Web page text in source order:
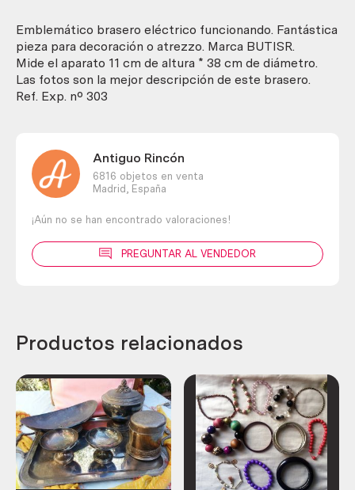
Precioso
objeto
útil
todavía.
Emblemático brasero eléctrico funcionando. Fantástica
pieza para decoración o atrezzo. Marca BUTISR.
Mide el aparato 11 cm de altura * 38 cm de diámetro.
Las fotos son la mejor descripción de este brasero.
Ref. Exp. nº 303
Antiguo Rincón
6816 objetos en venta
Madrid,
España
¡Aún no se han encontrado valoraciones!
PREGUNTAR AL VENDEDOR
Productos relacionados